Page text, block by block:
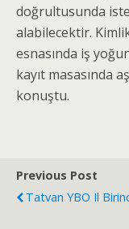
doğrultusunda
alabilecektir.
esnasında iş
kayıt masasında
konuştu.
Previous Post
Tatvan YBO Il